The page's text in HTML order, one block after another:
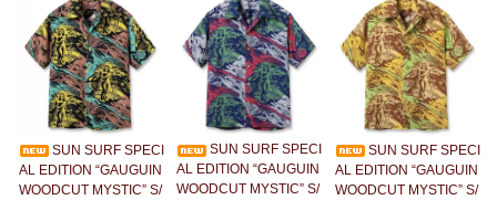
SUN SURF SPECI
AL EDITION “GAUGUIN
WOODCUT MYSTIC” S/
SUN SURF SPECI
AL EDITION “GAUGUIN
WOODCUT MYSTIC” S/
SUN SURF SPECI
AL EDITION “GAUGUIN
WOODCUT MYSTIC” S/